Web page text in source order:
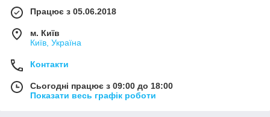
Працює з 05.06.2018
м. Київ
Київ, Україна
Контакти
Сьогодні працює з 09:00 до 18:00
Показати весь графік роботи